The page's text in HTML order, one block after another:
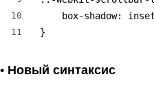
10
11
box-shadow:
}
• Новый синтаксис